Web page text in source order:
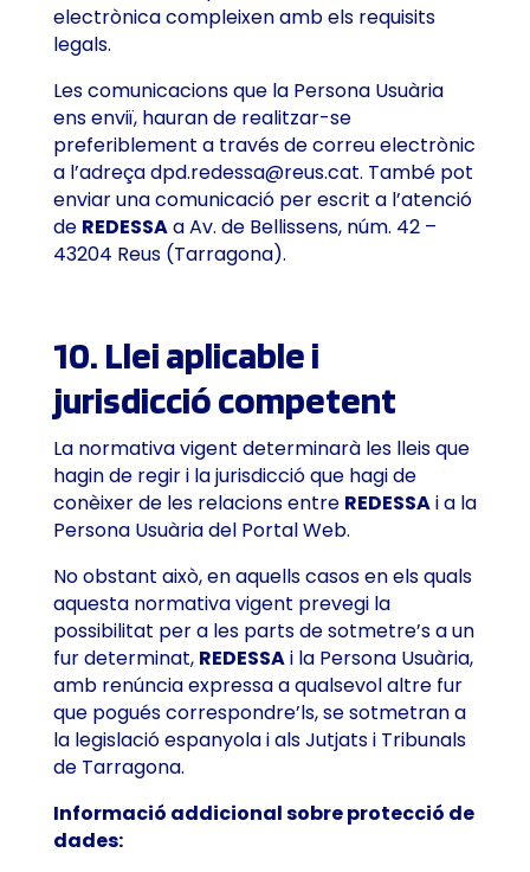
electrònica compleixen amb els requisits
legals.
Les comunicacions que la Persona Usuària
ens enviï, hauran de realitzar-se
preferiblement a través de correu electrònic
a l’adreçadpd.redessa@reus.cat. També pot
enviar una comunicació per escrit a l’atenció
de REDESSAa Av. de Bellissens, núm. 42 –
43204 Reus (Tarragona).
10. Llei aplicable i
jurisdicció competent
La normativa vigent determinarà les lleis que
hagin de regir i la jurisdicció que hagi de
conèixer de les relacions entre REDESSAi a la
Persona Usuària del Portal Web.
No obstant això, en aquells casos en els quals
aquesta normativa vigent prevegi la
possibilitat per a les parts de sotmetre’s a un
fur determinat, REDESSAi la Persona Usuària,
amb renúncia expressa a qualsevol altre fur
que pogués correspondre’ls, se sotmetran a
la legislació espanyola i als Jutjats i Tribunals
de Tarragona.
Informació addicional sobre protecció de
dades: